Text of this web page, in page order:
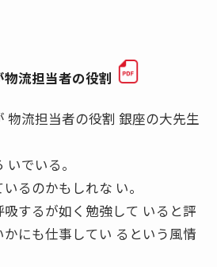
流担当者の役割
物流担当者の役割 銀座の大先生
でいる。
るのかもしれな い。
するが如く勉強して いると評
にも仕事してい るという風情